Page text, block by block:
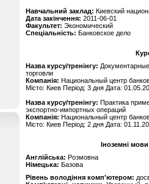
Навчальний заклад: Киевский
Дата закінчення: 2011-06-01
Факультет: Экономический
Спеціальність: Банковское дело
Назва курсу/тренінгу:
торговли
Компанія: Национальный центр
Місто: Киев Період: 3 дня Дата:
Назва курсу/тренінгу: Практика
экспортно-импортных операций
Компанія: Национальный центр
Місто: Киев Період: 2 дня Дата:
Іноземні
Англійська: Розмовна
Німецька: Базова
Рівень володіння комп'ютером: